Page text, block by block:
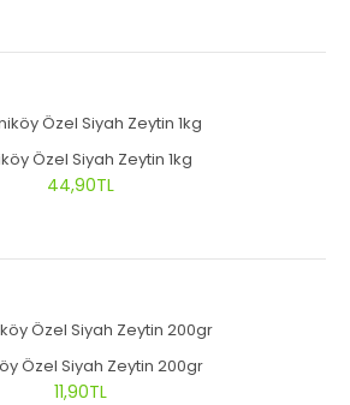
Özel Siyah Zeytin 1kg
44,90TL
Özel Siyah Zeytin 200gr
11,90TL